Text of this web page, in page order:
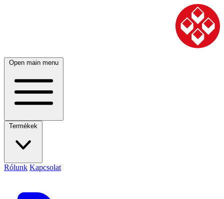
Open main menu
Termékek
Rólunk Kapcsolat